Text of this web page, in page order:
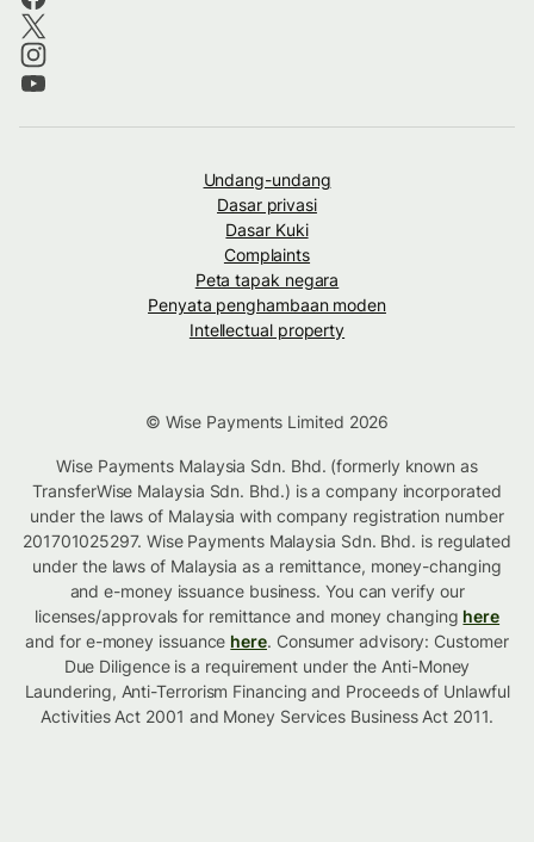
Undang-undang
Dasar privasi
Dasar Kuki
Complaints
Peta tapak negara
Penyata penghambaan moden
Intellectual property
© Wise Payments Limited 2026
Wise Payments Malaysia Sdn. Bhd. (formerly known as
TransferWise Malaysia Sdn. Bhd.) is a company incorporated
under the laws of Malaysia with company registration number
201701025297. Wise Payments Malaysia Sdn. Bhd. is regulated
under the laws of Malaysia as a remittance, money-changing
and e-money issuance business. You can verify our
licenses/approvals for remittance and money changing here
and for e-money issuance here. Consumer advisory: Customer
Due Diligence is a requirement under the Anti-Money
Laundering, Anti-Terrorism Financing and Proceeds of Unlawful
Activities Act 2001 and Money Services Business Act 2011.